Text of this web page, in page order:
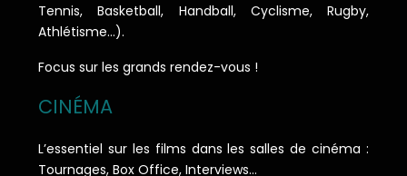
Tennis, Basketball, Handball, Cyclisme, Rugby,
Athlétisme…).
Focus sur les grands rendez-vous !
CINÉMA
L’essentiel sur les films dans les salles de cinéma :
Tournages, Box Office, Interviews…